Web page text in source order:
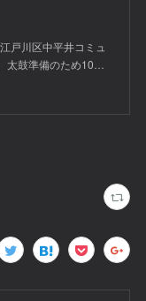
戸川区中平井コミュ
太鼓準備のため10…